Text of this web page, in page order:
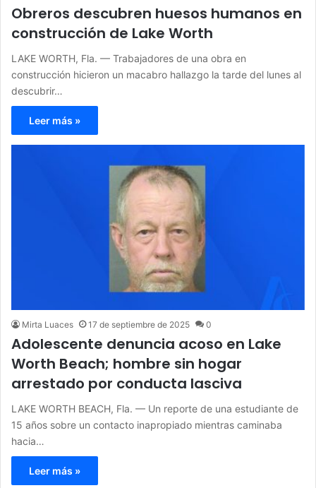
Obreros descubren huesos humanos en
construcción de Lake Worth
LAKE WORTH, Fla. — Trabajadores de una obra en
construcción hicieron un macabro hallazgo la tarde del lunes al
descubrir…
Leer más »
Mirta Luaces 17 de septiembre de 2025 0
Adolescente denuncia acoso en Lake
Worth Beach; hombre sin hogar
arrestado por conducta lasciva
LAKE WORTH BEACH, Fla. — Un reporte de una estudiante de
15 años sobre un contacto inapropiado mientras caminaba
hacia…
Leer más »